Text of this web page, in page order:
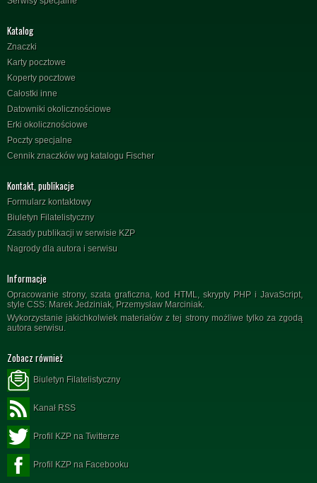
Katalog
Znaczki
Karty pocztowe
Koperty pocztowe
Całostki inne
Datowniki okolicznościowe
Erki okolicznościowe
Poczty specjalne
Cennik znaczków wg katalogu Fischer
Kontakt, publikacje
Formularz kontaktowy
Biuletyn Filatelistyczny
Zasady publikacji w serwisie KZP
Nagrody dla autora i serwisu
Informacje
Opracowanie strony, szata graficzna, kod HTML, skrypty PHP i JavaScript,
style CSS: Marek Jedziniak, Przemysław Marciniak.
Wykorzystanie jakichkolwiek materiałów z tej strony możliwe tylko za zgodą
autora serwisu.
Zobacz również
Biuletyn Filatelistyczny
Kanał RSS
Profil KZP na Twitterze
Profil KZP na Facebooku